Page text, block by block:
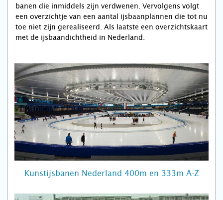
banen die inmiddels zijn verdwenen. Vervolgens volgt
een overzichtje van een aantal ijsbaanplannen die tot nu
toe niet zijn gerealiseerd. Als laatste een overzichtskaart
met de ijsbaandichtheid in Nederland.
Kunstijsbanen Nederland 400m en 333m A-Z